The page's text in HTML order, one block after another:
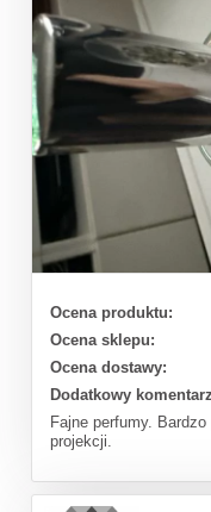
Ocena produktu:
Ocena sklepu:
Ocena dostawy:
Dodatkowy
Fajne perfumy.
projekcji.